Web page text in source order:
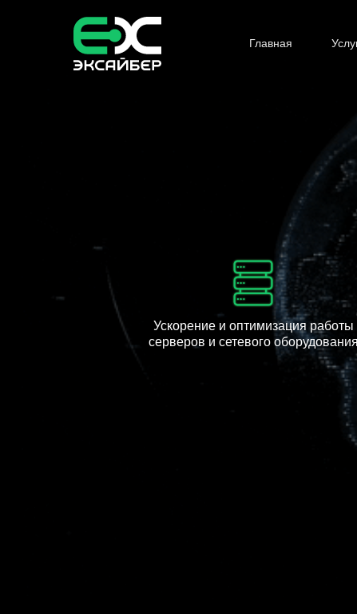
Главная
Ускорение и оптимизация работы
серверов и сетевого оборудования